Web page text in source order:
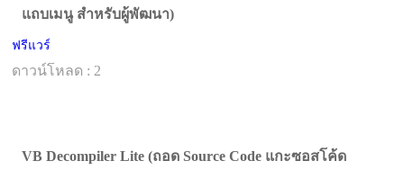
แถบเมนู สำหรับผู้พัฒนา)
ฟรีแวร์
ดาวน์โหลด : 2
VB Decompiler Lite (ถอด Source Code แกะซอสโค้ด